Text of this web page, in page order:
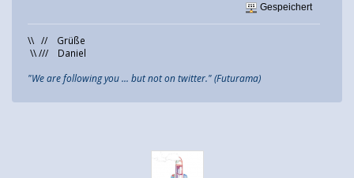
Gespeichert
\\ // Grüße
\\ /// Daniel
"We are following you ... but not on twitter." (Futurama)